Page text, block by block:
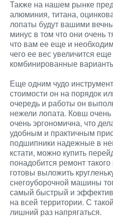
Также на нашем рынке
алюминия, титана,
лопаты будут вашими
минус в том что они очень
что вам ее еще и
чего ее вес увеличится
комбинированные
Еще одним чудо
стоимости он на порядок
очередь и работы он
нежели лопата. Ковш
очень эргономична, что
удобным и практичным
подшипники надежные в
кстати, можно купить
понадобится ремонт
готовы выложить
снегоуборочной машины
самый быстрый и
на всей территории. С
лишний раз напрягаться.